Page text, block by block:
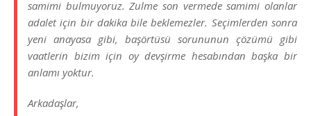
samimi bulmuyoruz. Zulme son vermede samimi olanlar
adalet için bir dakika bile beklemezler. Seçimlerden sonra
yeni anayasa gibi, başörtüsü sorununun çözümü gibi
vaatlerin bizim için oy devşirme hesabından başka bir
anlamı yoktur.
Arkadaşlar,